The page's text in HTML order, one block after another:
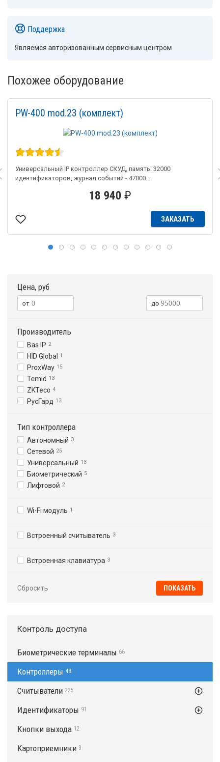
Поддержка
Являемся авторизованным сервисным центром
Похожее оборудование
PW-400 mod.23 (комплект)
Универсальный IP контроллер СКУД, память: 32000
идентификаторов, журнал событий - 47000...
18 940 ₽
ЗАКАЗАТЬ
Цена, руб
Производитель
Bas IP 2
HID Global 1
ProxWay 15
Temid 13
ZKTeco 4
РусГард 13
Тип контроллера
Автономный 3
Сетевой 25
Универсальный 13
Биометрический 5
Лифтовой 2
Wi-Fi модуль 1
Встроенный считыватель 3
Встроенная клавиатура 3
Сбросить
Контроль доступа
Биометрические терминалы 66
Контроллеры 48
Считыватели 225
Идентификаторы 91
Кнопки выхода 12
Картоприемники 3